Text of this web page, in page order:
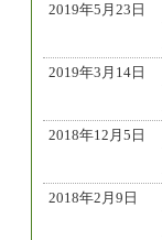
2019年5月23日
2019年3月14日
2018年12月5日
2018年2月9日